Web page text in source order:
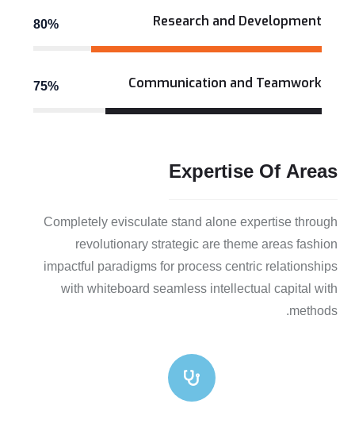
Research and Development
80%
Communication and Teamwork
75%
Areas
Of
Expertise
Completely evisculate stand alone expertise through
revolutionary strategic are theme areas fashion
impactful paradigms for process centric relationships
with whiteboard seamless intellectual capital with
methods.